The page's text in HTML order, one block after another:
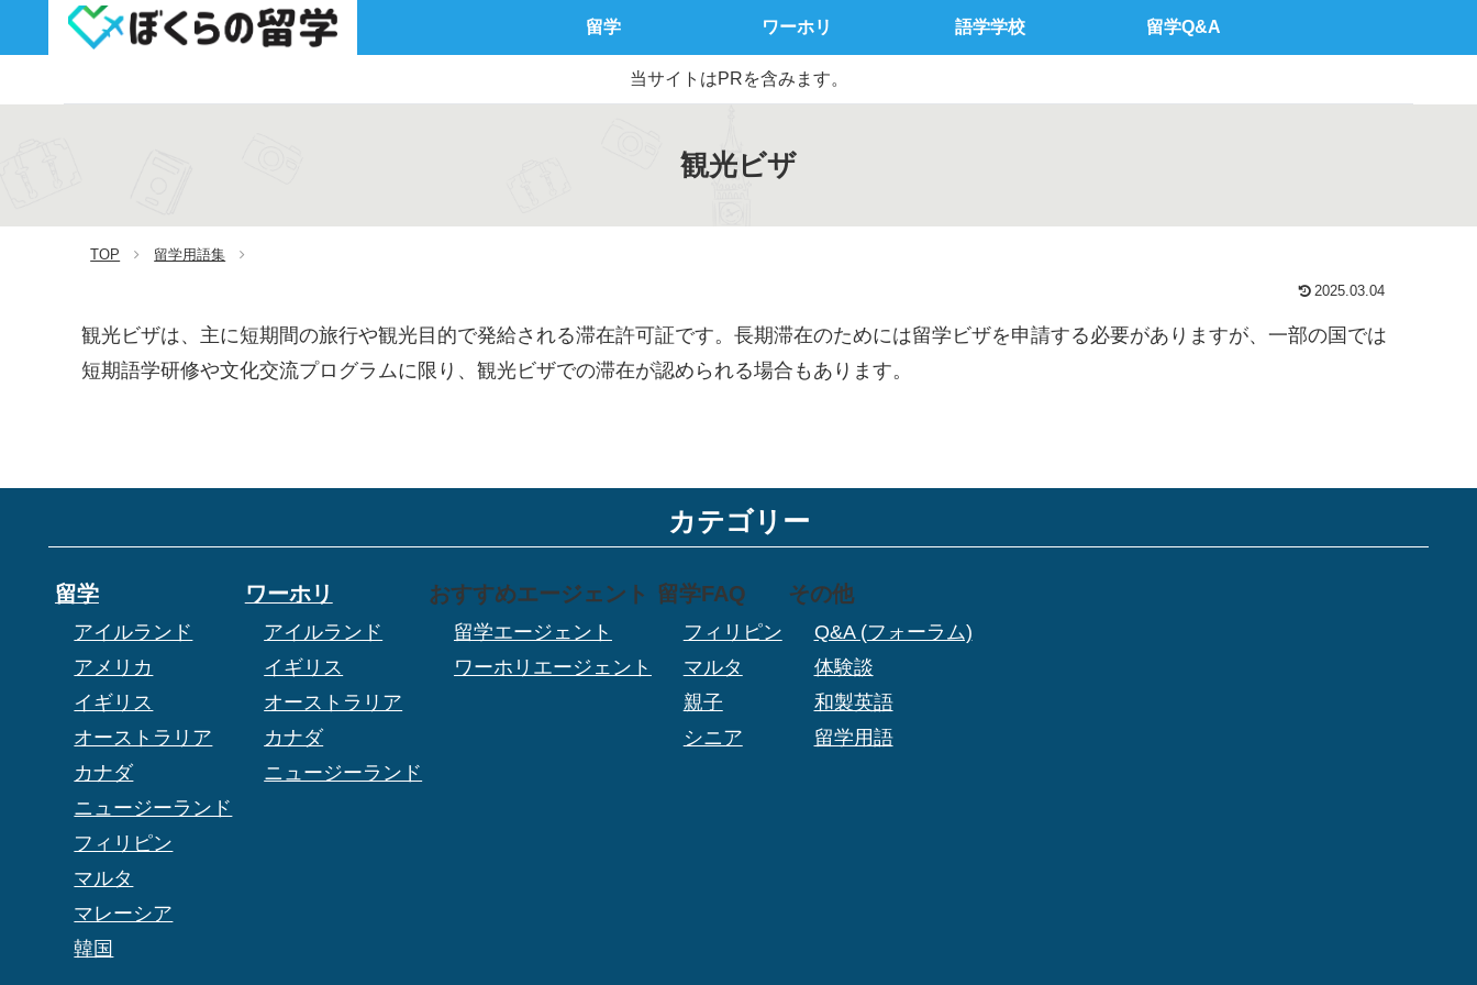
留学 ワーホリ 語学学校 留学Q&A
当サイトはPRを含みます。
観光ビザ
TOP 留学用語集
2025.03.04
観光ビザは、主に短期間の旅行や観光目的で発給される滞在許可証です。長期滞在のためには留学ビザを申請する必要がありますが、一部の国では
短期語学研修や文化交流プログラムに限り、観光ビザでの滞在が認められる場合もあります。
カテゴリー
留学
アイルランド
アメリカ
イギリス
オーストラリア
カナダ
ニュージーランド
フィリピン
マルタ
マレーシア
韓国
ワーホリ
アイルランド
イギリス
オーストラリア
カナダ
ニュージーランド
おすすめエージェント
留学エージェント
ワーホリエージェント
留学FAQ
フィリピン
マルタ
親子
シニア
その他
Q&A (フォーラム)
体験談
和製英語
留学用語